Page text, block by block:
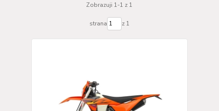
Zobrazuji 1-1 z 1
strana z 1